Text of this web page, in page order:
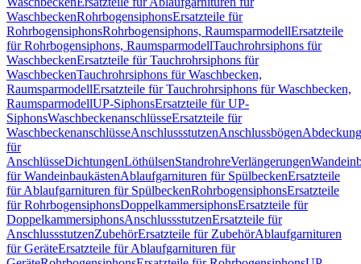
WaschbeckenRohrbogensiphonsErsatzteile für
RohrbogensiphonsRohrbogensiphons, RaumsparmodellErsatzteile
für Rohrbogensiphons, RaumsparmodellTauchrohrsiphons für
WaschbeckenErsatzteile für Tauchrohrsiphons für
WaschbeckenTauchrohrsiphons für Waschbecken,
RaumsparmodellErsatzteile für Tauchrohrsiphons für Waschbecken,
RaumsparmodellUP-SiphonsErsatzteile für UP-
SiphonsWaschbeckenanschlüsseErsatzteile für
WaschbeckenanschlüsseAnschlussstutzenAnschlussbögen
für
AnschlüsseDichtungenLöthülsenStandrohreVerlängerungen
für WandeinbaukästenAblaufgarnituren für SpülbeckenErsatzteile
für Ablaufgarnituren für SpülbeckenRohrbogensiphonsErsatzteile
für RohrbogensiphonsDoppelkammersiphonsErsatzteile für
DoppelkammersiphonsAnschlussstutzenErsatzteile für
AnschlussstutzenZubehörErsatzteile für ZubehörAblaufgarnituren
für GeräteErsatzteile für Ablaufgarnituren für